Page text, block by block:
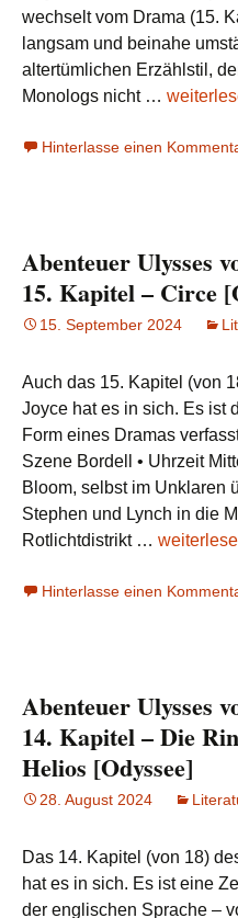
wechselt vom Drama (15.
langsam und beinahe
altertümlichen Erzählstil,
Monologs nicht …
von
Kapitel
–
–
Hinterlasse einen
Abenteuer Ulysses
15. Kapitel – Circe
15. September 2024
Auch das 15. Kapitel (von
Joyce hat es in sich. Es ist
Form eines Dramas
Szene Bordell • Uhrzeit
Bloom, selbst im Unklaren
Stephen und Lynch in die
Rotlichtdistrikt … Abenteuer
von
15.
Kapitel
–
Circe
[Odyssee]
Hinterlasse einen
Abenteuer Ulysses
14. Kapitel – Die
Helios [Odyssee]
28. August 2024
Das 14. Kapitel (von 18)
hat es in sich. Es ist eine
der englischen Sprache –